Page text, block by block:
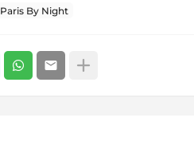
Paris By Night